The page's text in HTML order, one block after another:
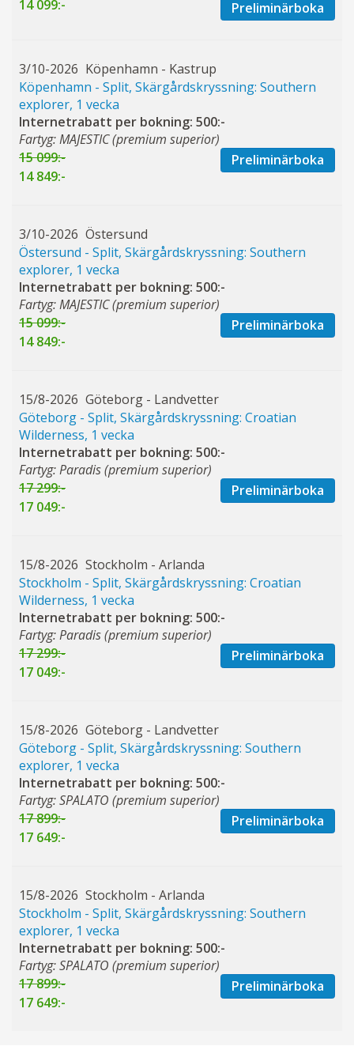
14 099:- Preliminärboka
3/10-2026 Köpenhamn - Kastrup
Köpenhamn - Split, Skärgårdskryssning: Southern
explorer, 1 vecka
Internetrabatt per bokning: 500:-
Fartyg: MAJESTIC (premium superior)
15 099:-
14 849:-
Preliminärboka
3/10-2026 Östersund
Östersund - Split, Skärgårdskryssning: Southern
explorer, 1 vecka
Internetrabatt per bokning: 500:-
Fartyg: MAJESTIC (premium superior)
15 099:-
14 849:-
Preliminärboka
15/8-2026 Göteborg - Landvetter
Göteborg - Split, Skärgårdskryssning: Croatian
Wilderness, 1 vecka
Internetrabatt per bokning: 500:-
Fartyg: Paradis (premium superior)
17 299:-
17 049:-
Preliminärboka
15/8-2026 Stockholm - Arlanda
Stockholm - Split, Skärgårdskryssning: Croatian
Wilderness, 1 vecka
Internetrabatt per bokning: 500:-
Fartyg: Paradis (premium superior)
17 299:-
17 049:-
Preliminärboka
15/8-2026 Göteborg - Landvetter
Göteborg - Split, Skärgårdskryssning: Southern
explorer, 1 vecka
Internetrabatt per bokning: 500:-
Fartyg: SPALATO (premium superior)
17 899:-
17 649:-
Preliminärboka
15/8-2026 Stockholm - Arlanda
Stockholm - Split, Skärgårdskryssning: Southern
explorer, 1 vecka
Internetrabatt per bokning: 500:-
Fartyg: SPALATO (premium superior)
17 899:-
17 649:-
Preliminärboka